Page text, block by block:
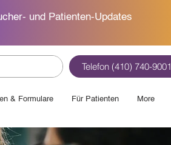
und Patienten-Updates
Telefon (410) 740-9001
& Formulare Für Patienten More